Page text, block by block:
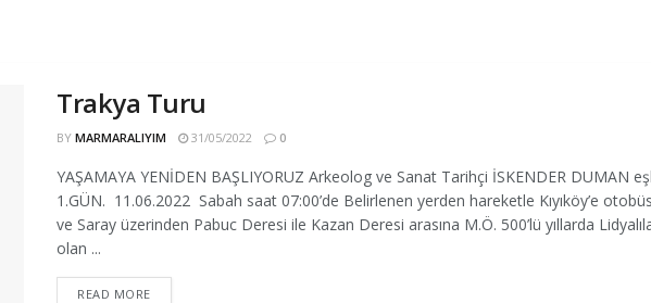
Trakya Turu
BY MARMARALIYIM 31/05/2022 0
YAŞAMAYA YENİDEN BAŞLIYORUZ Arkeolog ve Sanat Tarihçi İSKENDER DUMAN
1.GÜN. 11.06.2022 Sabah saat 07:00’de Belirlenen yerden hareketle Kıyıköy’e
ve Saray üzerinden Pabuc Deresi ile Kazan Deresi arasına M.Ö. 500’lü yıllarda
olan ...
READ MORE